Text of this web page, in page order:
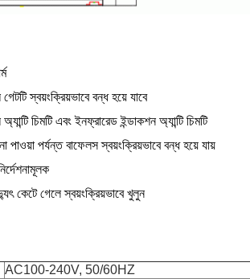
স্বয়ংক্রিয়ভাবে বন্ধ হয়ে যাবে
চিমটি এবং ইনফ্রারেড ইন্ডাকশন অ্যান্টি চিমটি
পাওয়া পর্যন্ত বাফেলস স্বয়ংক্রিয়ভাবে বন্ধ হয়ে যায়
কেটে গেলে স্বয়ংক্রিয়ভাবে খুলুন
AC100-240V, 50/60HZ